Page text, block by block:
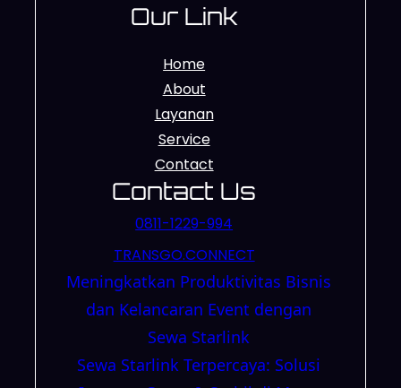
Our Link
Home
About
Layanan
Service
Contact
Contact Us
0811-1229-994
TRANSGO.CONNECT
Meningkatkan Produktivitas Bisnis
dan Kelancaran Event dengan
Sewa Starlink
Sewa Starlink Terpercaya: Solusi